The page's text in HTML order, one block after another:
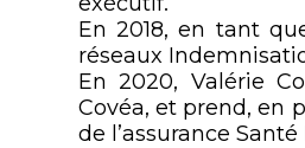
En 2018, en tant
réseaux
En 2020, Valérie
Covéa, et prend, en
de l’assurance